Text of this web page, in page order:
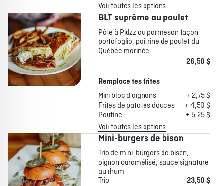
Voir toutes les options
BLT suprême au poulet
Pâte à Pidzz au parmesan façon
portafoglio, poitrine de poulet du
Québec marinée,...
26,50 $
Remplace tes frites
Mini bloc d'oignons
+ 2,75 $
Frites de patates douces
+ 4,50 $
Poutine
+ 5,25 $
Voir toutes les options
Mini-burgers de bison
Trio de mini-burgers de bison,
oignon caramélisé, sauce signature
au rhum
Trio
23,50 $